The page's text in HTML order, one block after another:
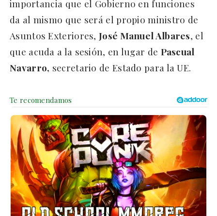
importancia que el Gobierno en funciones
da al mismo que será el propio ministro de
Asuntos Exteriores,José Manuel Albares, el
que acuda a la sesión, en lugar de Pascual
Navarro, secretario de Estado para la UE.